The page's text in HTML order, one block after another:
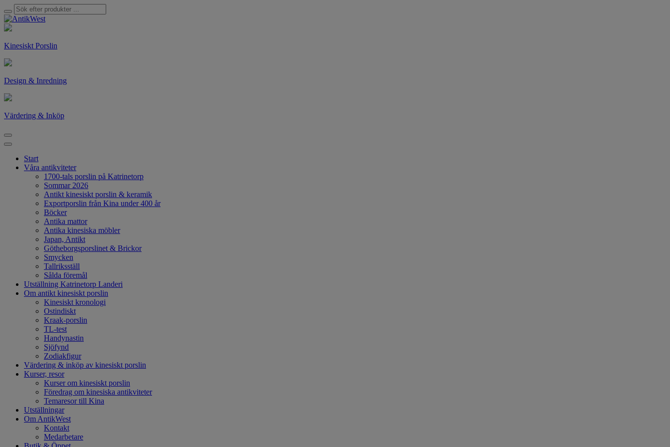
Kinesiskt Porslin
Design & Inredning
Värdering & Inköp
Start
Våra antikviteter
1700-tals porslin på Katrinetorp
Sommar 2026
Antikt kinesiskt porslin & keramik
Exportporslin från Kina under 400 år
Böcker
Antika mattor
Antika kinesiska möbler
Japan, Antikt
Götheborgsporslinet & Brickor
Smycken
Tallriksställ
Sålda föremål
Utställning Katrinetorp Landeri
Om antikt kinesiskt porslin
Kinesiskt kronologi
Ostindiskt
Kraak-porslin
TL-test
Handynastin
Sjöfynd
Zodiakfigur
Värdering & inköp av kinesiskt porslin
Kurser, resor
Kurser om kinesiskt porslin
Föredrag om kinesiska antikviteter
Temaresor till Kina
Utställningar
Om AntikWest
Kontakt
Medarbetare